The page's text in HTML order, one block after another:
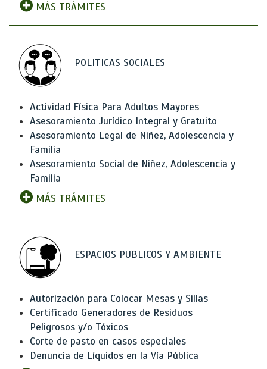
MÁS TRÁMITES
POLITICAS SOCIALES
Actividad Física Para Adultos Mayores
Asesoramiento Jurídico Integral y Gratuito
Asesoramiento Legal de Niñez, Adolescencia y
Familia
Asesoramiento Social de Niñez, Adolescencia y
Familia
MÁS TRÁMITES
ESPACIOS PUBLICOS Y AMBIENTE
Autorización para Colocar Mesas y Sillas
Certificado Generadores de Residuos
Peligrosos y/o Tóxicos
Corte de pasto en casos especiales
Denuncia de Líquidos en la Vía Pública